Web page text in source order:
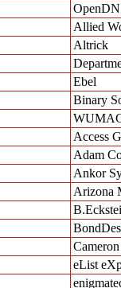
Allied
Altrick
Ebel
Binary
Access
Adam
Ankor
Arizona
eList